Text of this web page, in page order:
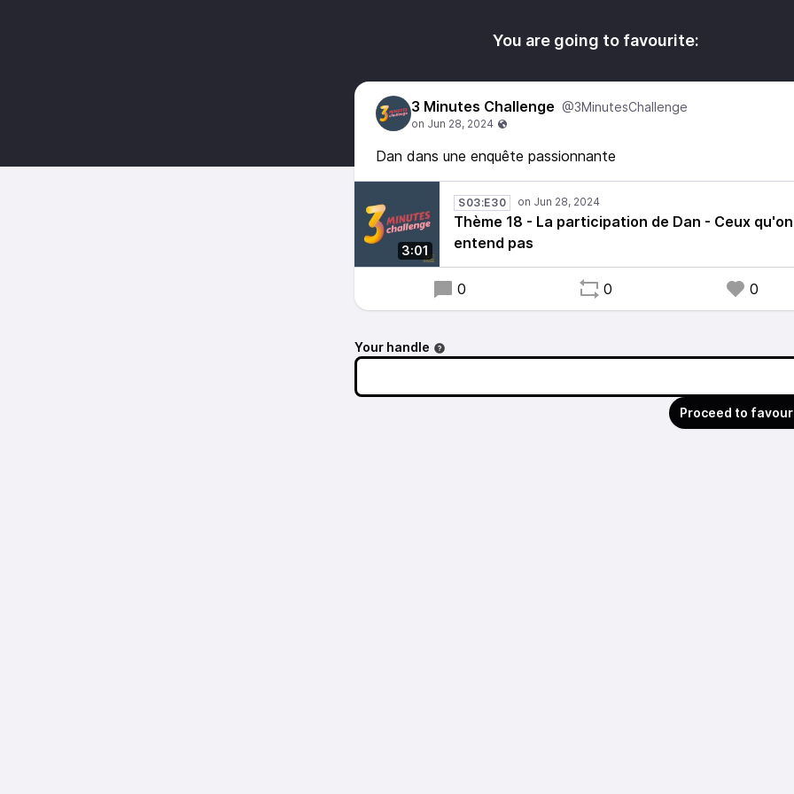
You are going to favourite:
3 Minutes Challenge @3MinutesChallenge
Dan dans une enquête passionnante
3:01
S03:E30
Thème 18 - La participation de Dan - Ceux qu'on
entend pas
0 0 0
Your handle
Proceed to